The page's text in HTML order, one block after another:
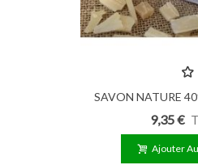
SAVON NATURE
9,35 €
Ajouter